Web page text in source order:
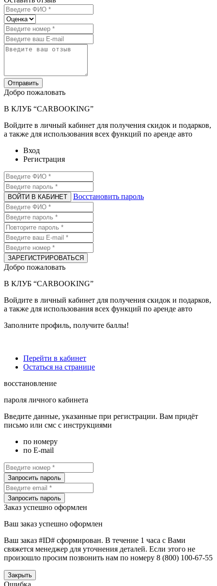
Отправить
Добро пожаловать
В КЛУБ “CARBOOKING”
Войдите в личный кабинет для получения скидок и подарков,
а также для использования всех функций по аренде авто
Вход
Регистрация
ВОЙТИ В КАБИНЕТ Восстановить пароль
ЗАРЕГИСТРИРОВАТЬСЯ
Добро пожаловать
В КЛУБ “CARBOOKING”
Войдите в личный кабинет для получения скидок и подарков,
а также для использования всех функций по аренде авто
Заполните профиль, получите баллы!
Перейти в кабинет
Остаться на странице
восстановление
пароля личного кабинета
Введите данные, указанные при регистрации. Вам придёт
письмо или смс с инструкциями
по номеру
по E-mail
Запросить пароль
Запросить пароль
Заказ успешно оформлен
Ваш заказ успешно оформлен
Ваш заказ #ID# сформирован. В течение 1 часа с Вами
свяжется менеджер для уточнения деталей. Если этого не
произошло просим позвонить нам по номеру 8 (800) 100-67-55
Закрыть
Ошибка